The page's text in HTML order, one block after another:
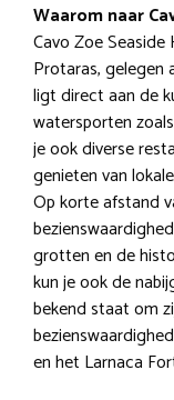
Waarom naar
Cavo Zoe
Protaras, gelegen
ligt direct aan de
watersporten
je ook diverse
genieten van
Op korte afstand
grotten en de
kun je ook de
bekend staat om
en het Larnaca